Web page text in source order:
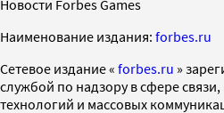
Новости Forbes Games
Наименование издания: forbes.ru
Cетевое издание « forbes.ru »
службой по надзору в сфере
технологий и массовых